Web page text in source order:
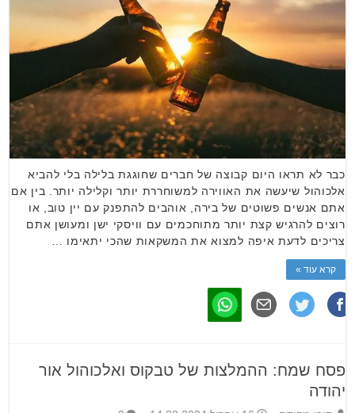
כבר לא תראו היום קבוצה של חברים שחוגגת בלילה בלי להביא
אלכוהול שיעשה את האווירה למשוחררת יותר וקלילה יותר. בין אם
אתם אנשים פשוטים של בירה, אוהבים להתפנק עם יין טוב, או
רוצים להרגיש קצת יותר מתוחכמים עם וויסקי ישן ומעושן אתם
צריכים לדעת איפה למצוא את המשקאות שהכי יתאימו …
קרא עוד »
פסח שמח: ההמלצות של טבקוס ואלכוהול אור
יהודה